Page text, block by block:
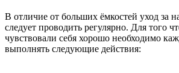
В отличие от больших ёмкостей уход за
следует проводить регулярно. Для того
чувствовали себя хорошо необходимо
выполнять следующие действия: